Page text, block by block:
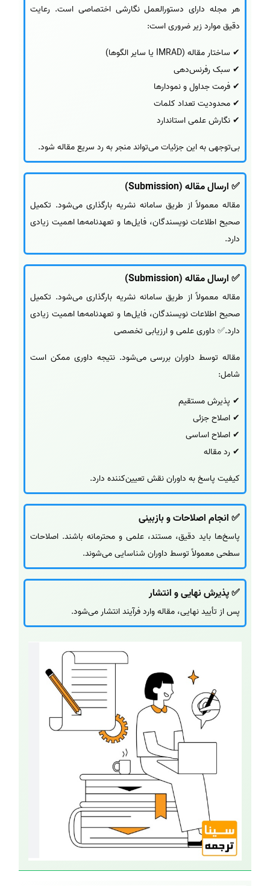
هر مجله دارای دستورالعمل نگارشی اختصاصی است. رعایت
دقیق موارد زیر ضروری است:
✔ ساختار مقاله (IMRAD یا سایر الگوها)
✔ سبک رفرنس‌دهی
✔ فرمت جداول و نمودارها
✔ محدودیت تعداد کلمات
✔ نگارش علمی استاندارد
بی‌توجهی به این جزئیات می‌تواند منجر به رد سریع مقاله شود.
✅ ارسال مقاله (Submission)
مقاله معمولاً از طریق سامانه نشریه بارگذاری می‌شود. تکمیل
صحیح اطلاعات نویسندگان، فایل‌ها و تعهدنامه‌ها اهمیت زیادی
دارد.
✅ ارسال مقاله (Submission)
مقاله معمولاً از طریق سامانه نشریه بارگذاری می‌شود. تکمیل
صحیح اطلاعات نویسندگان، فایل‌ها و تعهدنامه‌ها اهمیت زیادی
دارد.✅ داوری علمی و ارزیابی تخصصی
مقاله توسط داوران بررسی می‌شود. نتیجه داوری ممکن است
شامل:
✔ پذیرش مستقیم
✔ اصلاح جزئی
✔ اصلاح اساسی
✔ رد مقاله
کیفیت پاسخ به داوران نقش تعیین‌کننده دارد.
✅ انجام اصلاحات و بازبینی
پاسخ‌ها باید دقیق، مستند، علمی و محترمانه باشند. اصلاحات
سطحی معمولاً توسط داوران شناسایی می‌شوند.
✅ پذیرش نهایی و انتشار
پس از تأیید نهایی، مقاله وارد فرآیند انتشار می‌شود.